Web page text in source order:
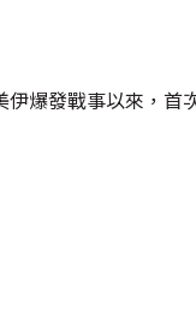
爆發戰事以來，首